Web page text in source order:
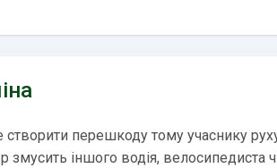
створити перешкоду тому учаснику
іншого водія, велосипедиста